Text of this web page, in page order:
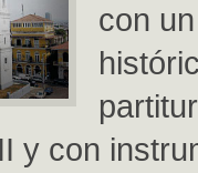
con
y con